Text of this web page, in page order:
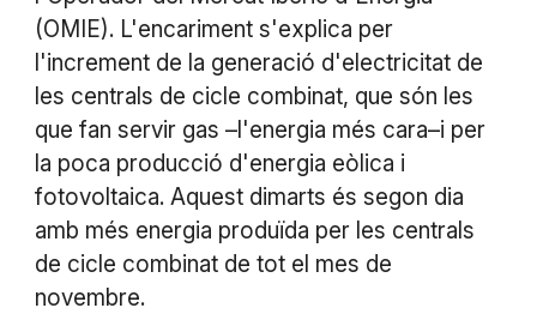
(OMIE). L'encariment s'explica per
l'increment de la generació d'electricitat de
les centrals de cicle combinat, que són les
que fan servir gas –l'energia més cara–i per
la poca producció d'energia eòlica i
fotovoltaica. Aquest dimarts és segon dia
amb més energia produïda per les centrals
de cicle combinat de tot el mes de
novembre.